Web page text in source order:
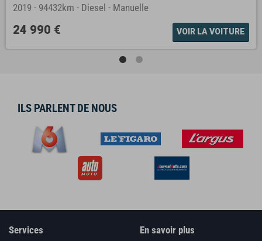
2019 - 94432km - Diesel - Manuelle
24 990 € VOIR LA VOITURE
ILS PARLENT DE NOUS
Services En savoir plus